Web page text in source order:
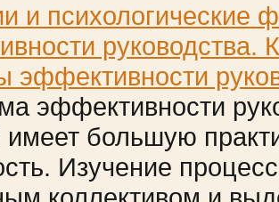
и психологические
руководства.
эффективности
эффективности
имеет большую
Изучение